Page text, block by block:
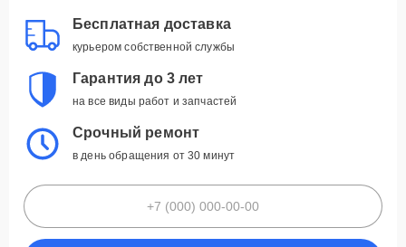
Бесплатная доставка
курьером собственной службы
Гарантия до 3 лет
на все виды работ и запчастей
Срочный ремонт
в день обращения от 30 минут